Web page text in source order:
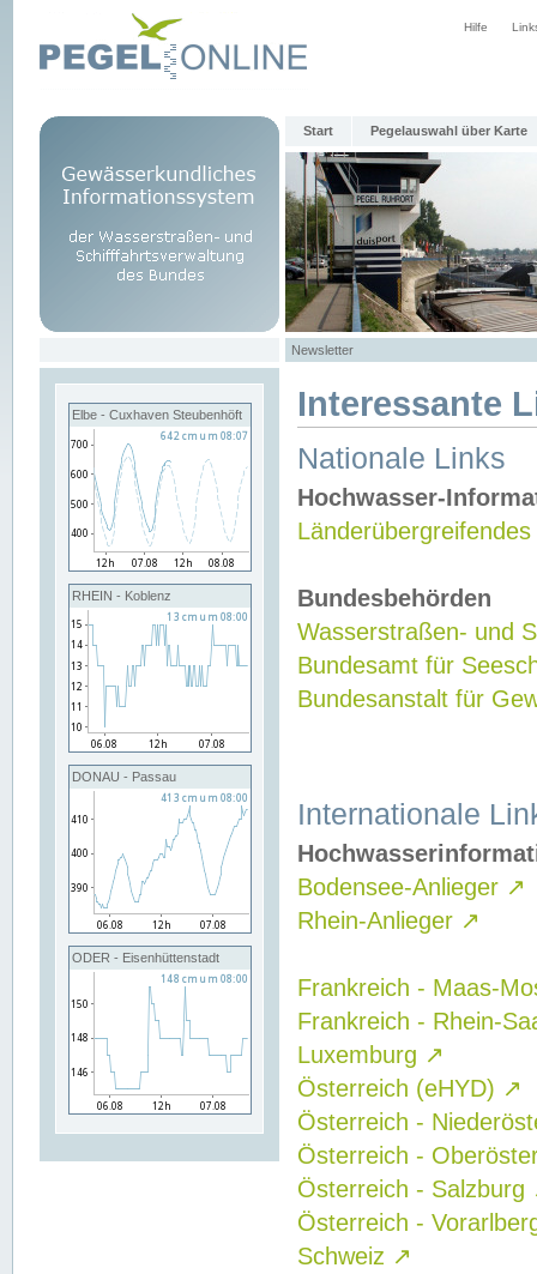
Hilfe
Start Pegelauswahl über Karte
Newsletter
Elbe - Cuxhaven Steubenhöft
RHEIN - Koblenz
DONAU - Passau
ODER - Eisenhüttenstadt
Interessante
Nationale Links
Hochwasser-
Bundesbehörden
Wasserstraßen- und
Bundesamt für
Bundesanstalt für
Internationale
Bodensee-Anlieger ↗
Rhein-Anlieger ↗
Frankreich - Maas-
Frankreich - Rhein-
Luxemburg ↗
Österreich (eHYD) ↗
Österreich -
Österreich -
Österreich - Salzburg
Österreich -
Schweiz ↗